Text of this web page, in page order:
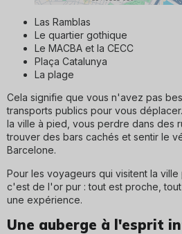
Las Ramblas
Le quartier gothique
Le MACBA et la CECC
Plaça Catalunya
La plage
Cela signifie que vous n'avez pas
transports publics pour vous
la ville à pied, vous perdre dans des
trouver des bars cachés et sentir le
Barcelone.
Pour les voyageurs qui visitent la ville
c'est de l'or pur : tout est proche,
une expérience.
Une auberge à l'esprit